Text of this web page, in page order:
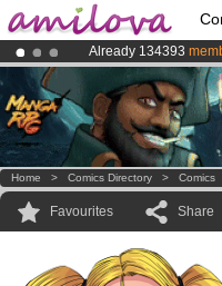
Already 134393
Premium
AmilovaKickstarter is
Home > Comics Directory > Comics
Favourites Share